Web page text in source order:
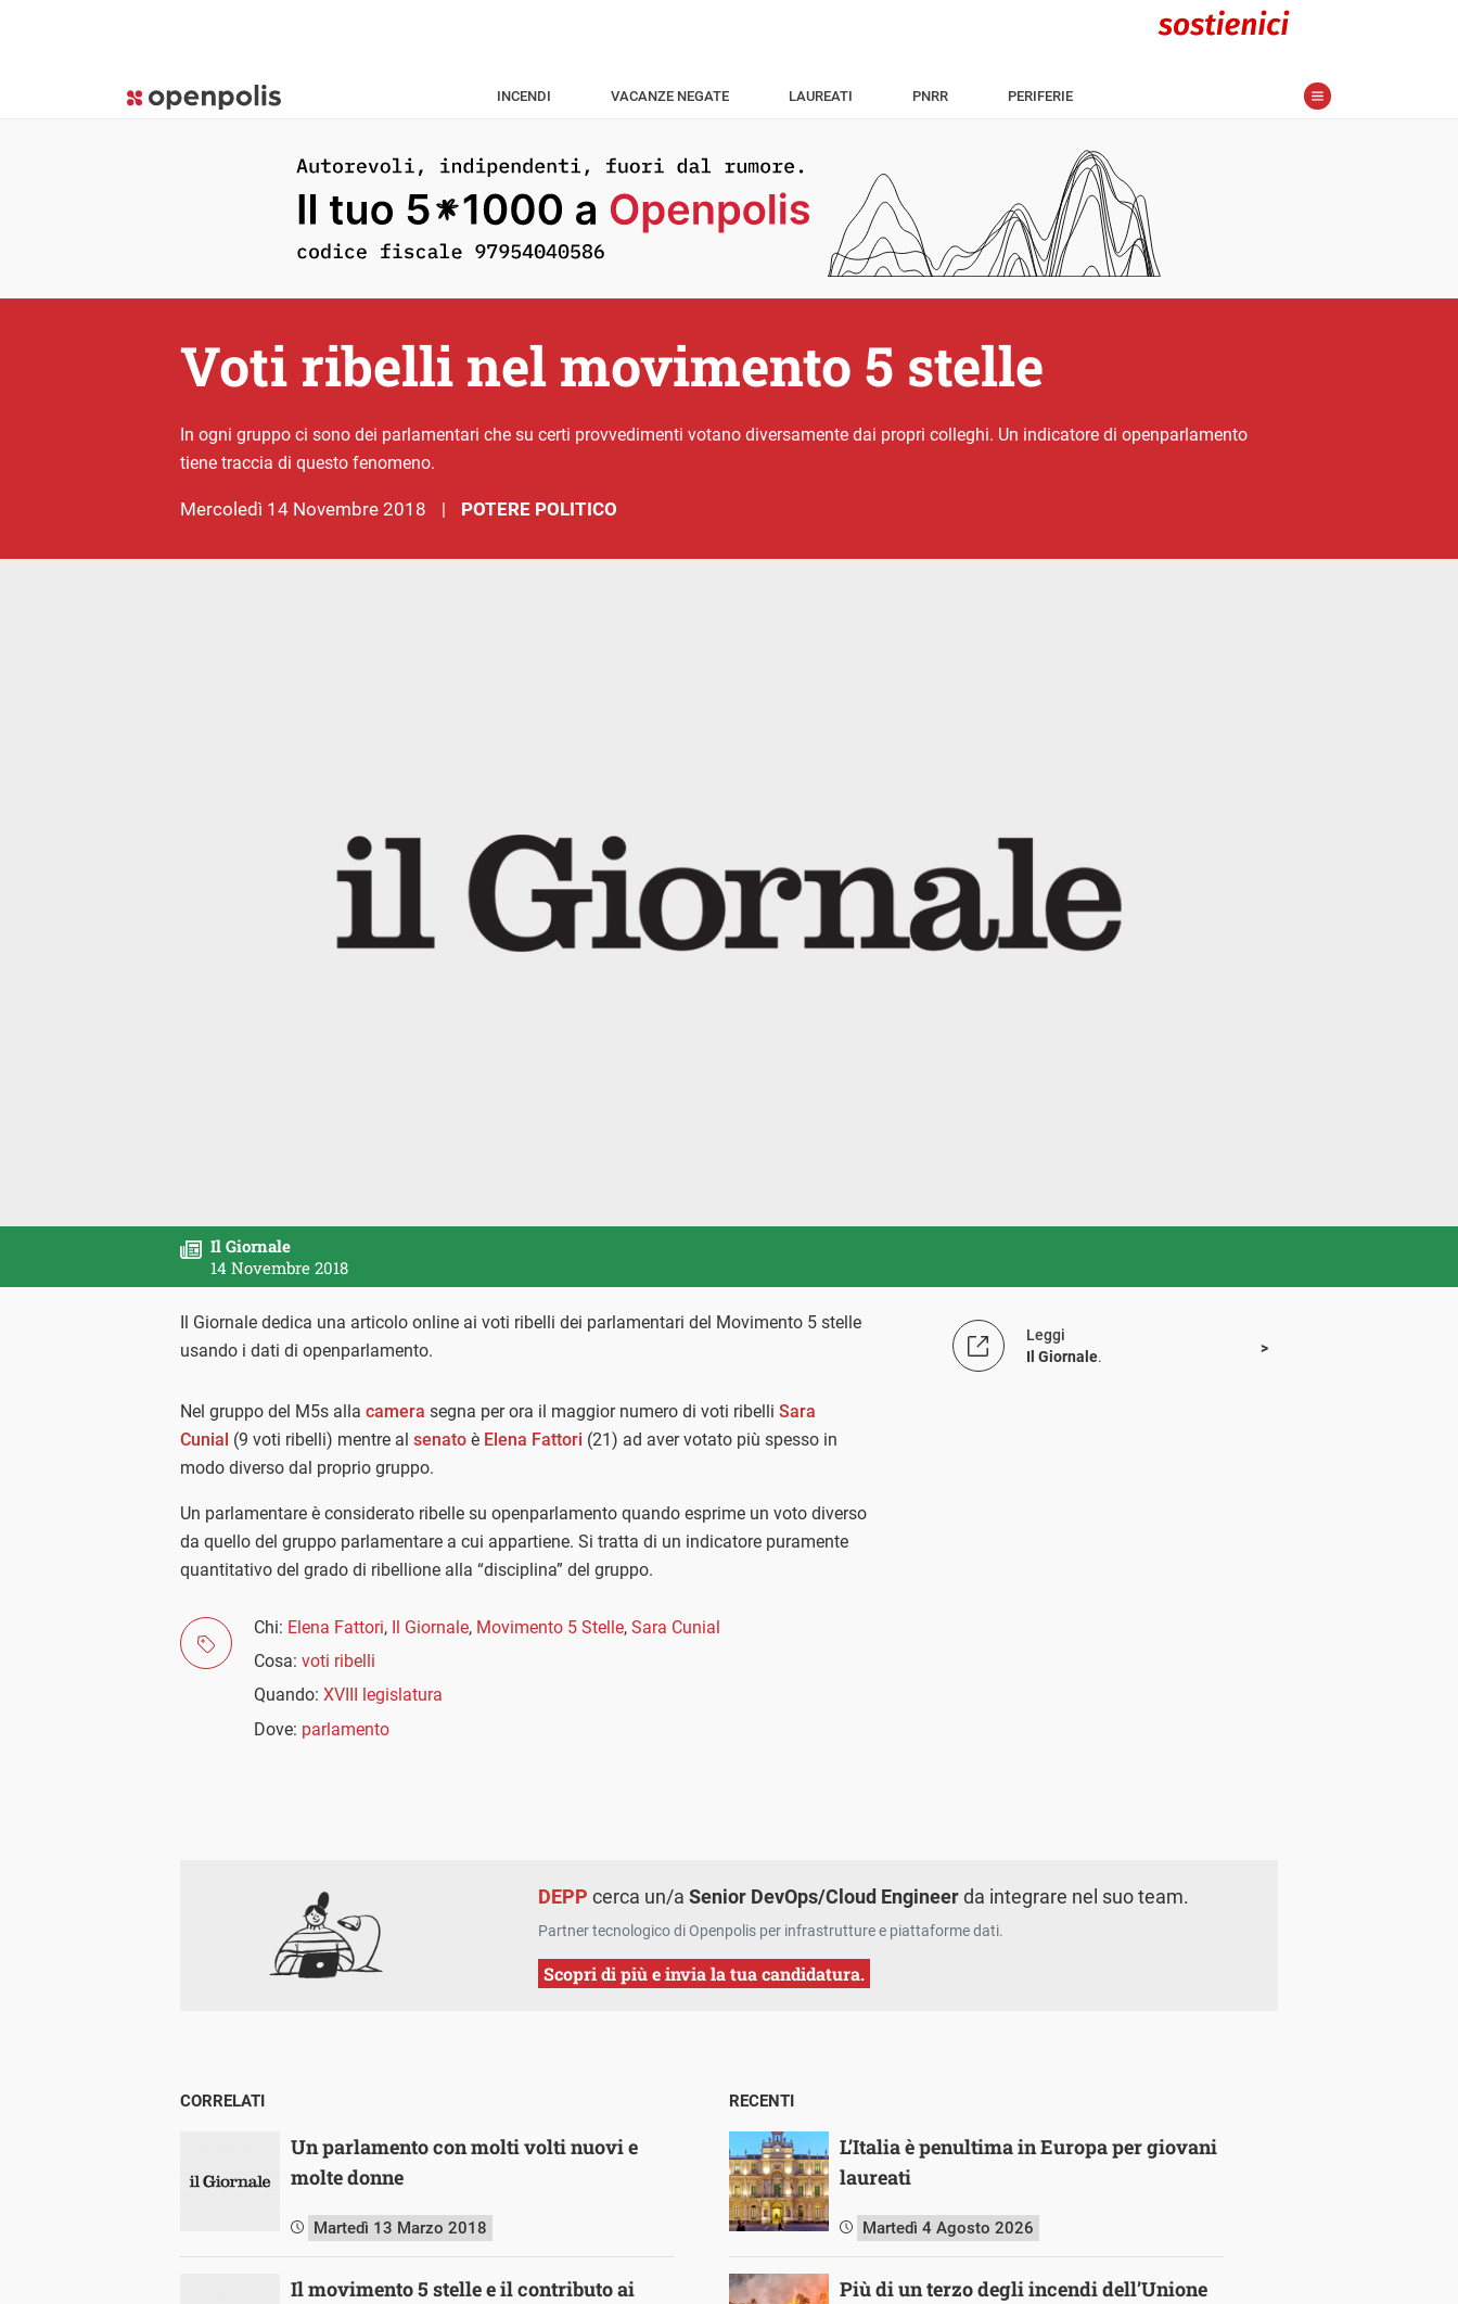
INCENDI VACANZE NEGATE LAUREATI PNRR PERIFERIE
Voti ribelli nel movimento 5 stelle
In ogni gruppo ci sono dei parlamentari che su certi provvedimenti votano diversamente dai propri colleghi. Un indicatore di openparlamento
tiene traccia di questo fenomeno.
mercoledì 14 Novembre 2018 | POTERE POLITICO
Il Giornale
14 Novembre 2018
Il Giornale dedica una articolo online ai voti ribelli dei parlamentari del Movimento 5 stelle
usando i dati di openparlamento.
Leggi
Il Giornale.
Nel gruppo del M5s alla camera segna per ora il maggior numero di voti ribelli Sara
Cunial (9 voti ribelli) mentre al senato è Elena Fattori (21) ad aver votato più spesso in
modo diverso dal proprio gruppo.
Un parlamentare è considerato ribelle su openparlamento quando esprime un voto diverso
da quello del gruppo parlamentare a cui appartiene. Si tratta di un indicatore puramente
quantitativo del grado di ribellione alla “disciplina” del gruppo.
Chi: Elena Fattori, Il Giornale, Movimento 5 Stelle, Sara Cunial
Cosa: voti ribelli
Quando: XVIII legislatura
Dove: parlamento
DEPP cerca un/aSenior DevOps/Cloud Engineerda integrare nel suo team.
Partner tecnologico di Openpolis per infrastrutture e piattaforme dati.
Scopri di più e invia la tua candidatura.
CORRELATI
Un parlamento con molti volti nuovi e
molte donne
Martedì 13 Marzo 2018
Il movimento 5 stelle e il contributo ai
RECENTI
L’Italia è penultima in Europa per giovani
laureati
Martedì 4 Agosto 2026
Più di un terzo degli incendi dell’Unione